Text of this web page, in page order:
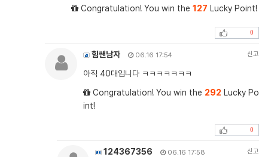
Congratulation! You win the 127 Lucky Point!
0
힘쌘남자 06.16 17:54 신고
아직 40대입니다 ㅋㅋㅋㅋㅋㅋㅋ
Congratulation! You win the 292 Lucky Po
int!
0
124367356 06.16 17:58 신고